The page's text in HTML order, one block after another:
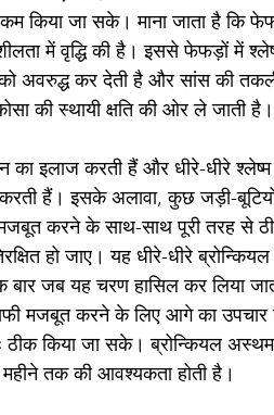
किया जा सके। माना जाता है कि
में वृद्धि की है। इससे फेफड़ों में
को अवरुद्ध कर देती है और सांस की
की स्थायी क्षति की ओर ले जाती है।
इलाज करती हैं और धीरे-धीरे श्लेष्म
हैं। इसके अलावा, कुछ जड़ी-
मजबूत करने के साथ-साथ पूरी तरह से
हो जाए। यह धीरे-धीरे
जब यह चरण हासिल कर लिया
मजबूत करने के लिए आगे का उपचार
किया जा सके। ब्रोन्कियल
तक की आवश्यकता होती है।